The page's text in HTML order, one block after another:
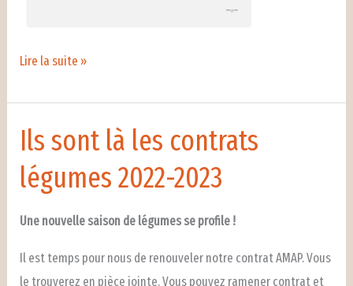
Des
pour
s’améliorer
…
Lire la suite »
Ils sont là les contrats
légumes 2022-2023
Une nouvelle saison de légumes se profile !
Il est temps pour nous de renouveler notre contrat AMAP. Vous
le trouverez en pièce jointe. Vous pouvez ramener contrat et